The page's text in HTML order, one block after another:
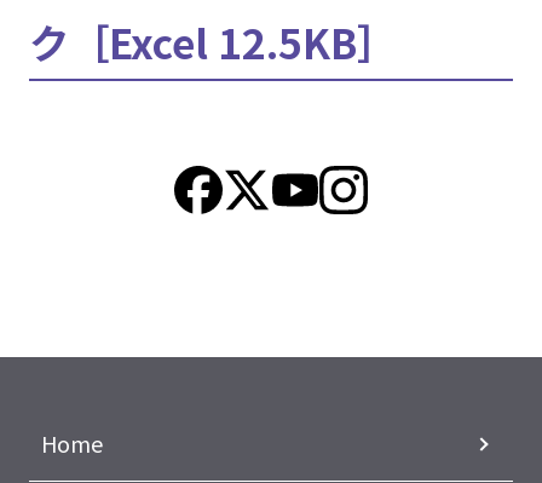
ク［Excel 12.5KB］
Home